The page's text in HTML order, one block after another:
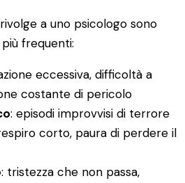
a uno psicologo sono
frequenti:
eccessiva, difficoltà a
costante di pericolo
: episodi improvvisi di terrore
corto, paura di perdere il
: tristezza che non passa,